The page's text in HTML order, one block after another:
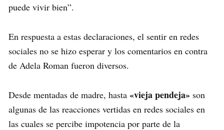
puede vivir bien”.
En respuesta a estas declaraciones, el sentir en redes
sociales no se hizo esperar y los comentarios en contra
de Adela Roman fueron diversos.
Desde mentadas de madre, hasta «vieja pendeja» son
algunas de las reacciones vertidas en redes sociales en
las cuales se percibe impotencia por parte de la